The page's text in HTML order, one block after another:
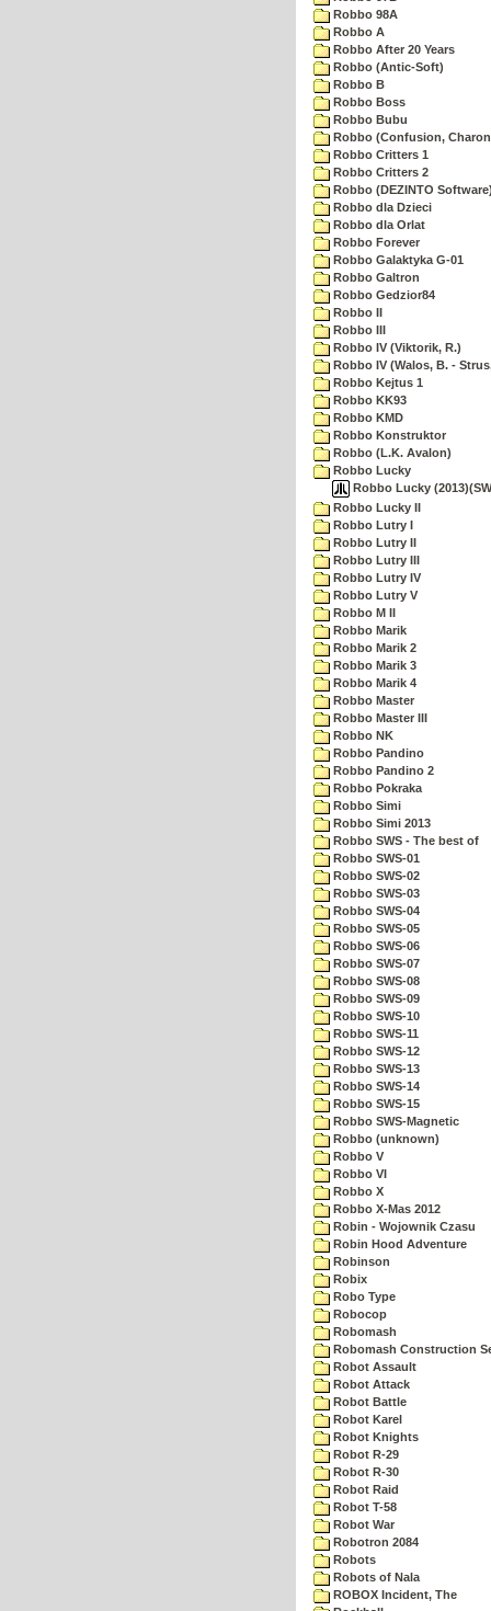
Robbo 98A
Robbo A
Robbo After 20 Years
Robbo (Antic-Soft)
Robbo B
Robbo Boss
Robbo Bubu
Robbo (Confusion,
Robbo Critters 1
Robbo Critters 2
Robbo (DEZINTO
Robbo dla Dzieci
Robbo dla Orlat
Robbo Forever
Robbo Galaktyka G-01
Robbo Galtron
Robbo Gedzior84
Robbo II
Robbo III
Robbo IV (Viktorik, R.)
Robbo IV (Walos, B. -
Robbo Kejtus 1
Robbo KK93
Robbo KMD
Robbo Konstruktor
Robbo (L.K. Avalon)
Robbo Lucky
Robbo Lucky
Robbo Lucky II
Robbo Lutry I
Robbo Lutry II
Robbo Lutry III
Robbo Lutry IV
Robbo Lutry V
Robbo M II
Robbo Marik
Robbo Marik 2
Robbo Marik 3
Robbo Marik 4
Robbo Master
Robbo Master III
Robbo NK
Robbo Pandino
Robbo Pandino 2
Robbo Pokraka
Robbo Simi
Robbo Simi 2013
Robbo SWS - The best of
Robbo SWS-01
Robbo SWS-02
Robbo SWS-03
Robbo SWS-04
Robbo SWS-05
Robbo SWS-06
Robbo SWS-07
Robbo SWS-08
Robbo SWS-09
Robbo SWS-10
Robbo SWS-11
Robbo SWS-12
Robbo SWS-13
Robbo SWS-14
Robbo SWS-15
Robbo SWS-Magnetic
Robbo (unknown)
Robbo V
Robbo VI
Robbo X
Robbo X-Mas 2012
Robin - Wojownik Czasu
Robin Hood Adventure
Robinson
Robix
Robo Type
Robocop
Robomash
Robomash Construction
Robot Assault
Robot Attack
Robot Battle
Robot Karel
Robot Knights
Robot R-29
Robot R-30
Robot Raid
Robot T-58
Robot War
Robotron 2084
Robots
Robots of Nala
ROBOX Incident, The